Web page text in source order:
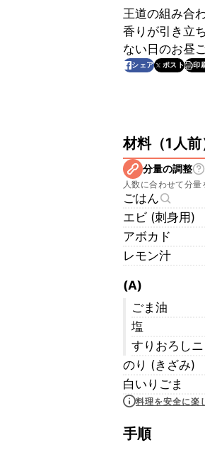
王道の組み合
香りが引き立
ない日のお昼
シェア ポスト 印
材料（1人前
分量の調整
人数に合わせて分
ごはん
エビ (刺身用)
アボカド
レモン汁
(A)
ごま油
塩
すりおろし
のり (きざみ)
白いりごま
料理を安全に楽
手順